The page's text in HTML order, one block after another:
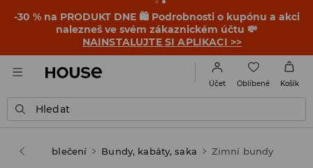
-30 % na PRODUKT DNE 🛍️ Podrobnosti o kupónu a akci
nalezneš ve svém zákaznickém účtu 💸
NAINSTALUJTE SI APLIKACI >>
Účet Oblíbené Košík
Hledat
Muž Oblečení Bundy, kabáty, saka Zimní bundy